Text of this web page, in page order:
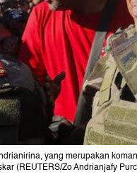
yang merupakan
(REUTERS/Zo Andrianjafy